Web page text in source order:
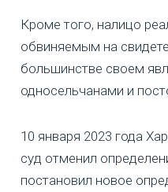
Кроме того, налицо
обвиняемым на
большинстве своем
односельчанами и
10 января 2023 года
суд отменил
постановил новое